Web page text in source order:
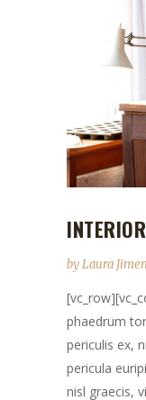
byLaura
phaedrum
periculis ex,
pericula
nisl graecis,